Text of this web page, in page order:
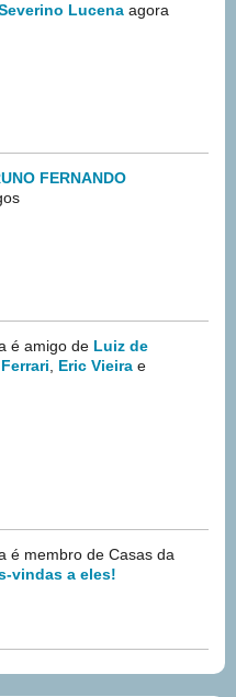
Lucena agora
FERNANDO
é amigo de Luiz de
, Eric Vieira e
é membro de Casas da
vindas a eles!